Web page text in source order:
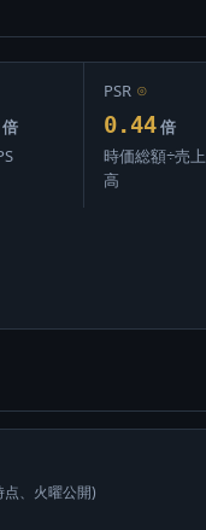
倍
PSR ⊙
0.44 倍
時価総額÷売上
高
点、火曜公開)